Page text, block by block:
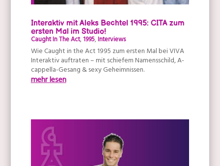
Interaktiv mit Aleks Bechtel 1995: CITA zum
ersten Mal im Studio!
Caught In The Act,1995,Interviews
Wie Caught in the Act 1995 zum ersten Mal bei VIVA
Interaktiv auftraten – mit schiefem Namensschild, A-
cappella-Gesang & sexy Geheimnissen.
mehr lesen